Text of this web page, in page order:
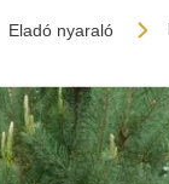
Eladó nyaraló